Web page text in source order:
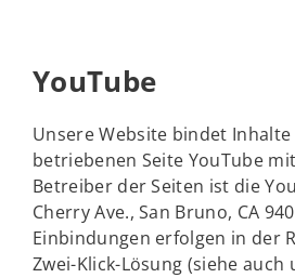
YouTube
Unsere Website bindet
betriebenen Seite YouTube
Betreiber der Seiten ist die
Cherry Ave., San Bruno, CA
Einbindungen erfolgen in der
Zwei-Klick-Lösung (siehe auch